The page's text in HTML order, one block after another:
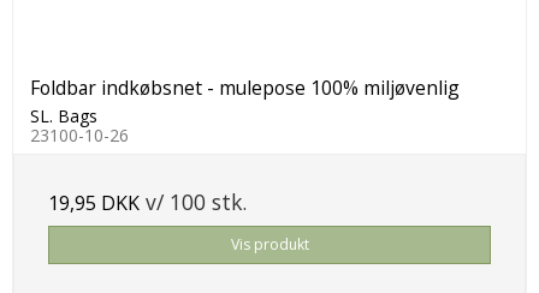
Foldbar indkøbsnet - mulepose 100% miljøvenlig
SL. Bags
23100-10-26
19,95 DKK v/ 100 stk.
Vis produkt